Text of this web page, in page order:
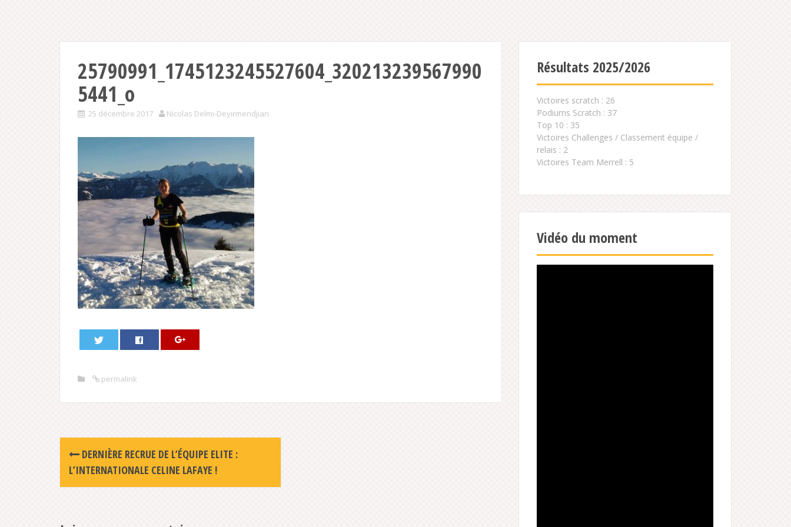
25790991_1745123245527604_320213239567990
5441_o
25 décembre 2017 Nicolas Delmi-Deyirmendjian
permalink
Post
navigation
DERNIÈRE RECRUE DE L’ÉQUIPE ELITE :
L’INTERNATIONALE CELINE LAFAYE !
Résultats 2025/2026
Victoires scratch : 26
Podiums Scratch : 37
Top 10 : 35
Victoires Challenges / Classement équipe /
relais : 2
Victoires Team Merrell : 5
Vidéo du moment